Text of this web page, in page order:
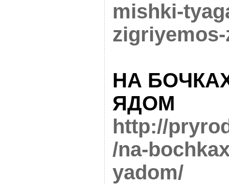
mishki-
НА
ЯДОМ
http://
/na-
yadom/